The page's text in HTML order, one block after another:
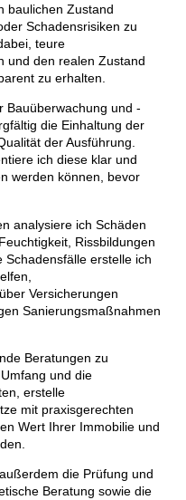
baulichen Zustand
Schadensrisiken zu
teure
und den realen Zustand
zu erhalten.
Bauüberwachung und -
die Einhaltung der
der Ausführung.
ich diese klar und
werden können, bevor
analysiere ich Schäden
Rissbildungen
erstelle ich
Versicherungen
Sanierungsmaßnahmen
Beratungen zu
und die
erstelle
mit praxisgerechten
Wert Ihrer Immobilie und
die Prüfung und
Beratung sowie die